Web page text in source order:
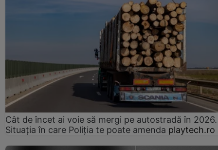
Cât de încet ai voie să mergi pe autostradă în 2026.
Situația în care Poliția te poate amenda playtech.ro